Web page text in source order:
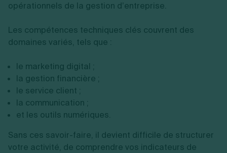
opérationnels de la gestion d’entreprise.
Les compétences techniques clés couvrent des
domaines variés, tels que :
le marketing digital ;
la gestion financière ;
le service client ;
la communication ;
et les outils numériques.
Sans ces savoir-faire, il devient difficile de structurer
votre activité, de comprendre vos indicateurs de